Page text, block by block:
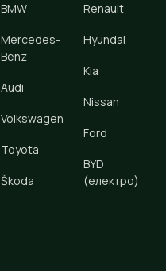
BMW
Mercedes-
Benz
Audi
Volkswagen
Toyota
Škoda
Renault
Hyundai
Kia
Nissan
Ford
BYD
(електро)